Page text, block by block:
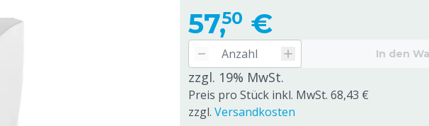
57,50 €
In den
zzgl. 19% MwSt.
Preis pro Stück inkl. MwSt. 68,43 €
zzgl. Versandkosten